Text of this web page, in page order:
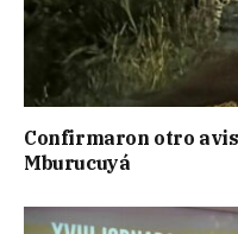
Confirmaron otro
Mburucuyá